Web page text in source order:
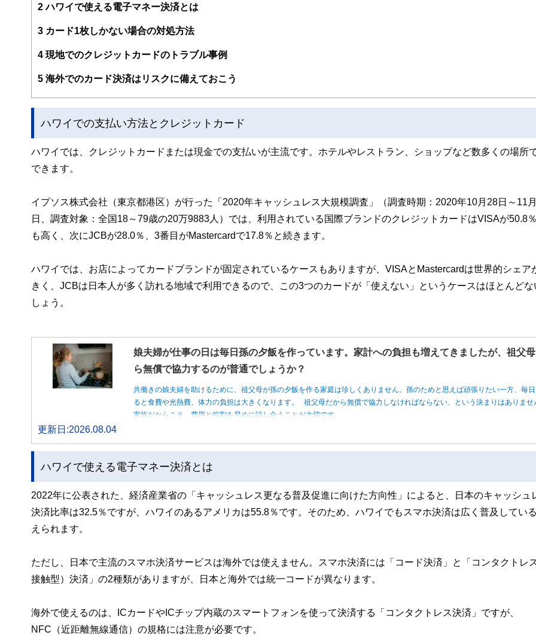
ー、公認会計士、社会保険労務士、行政書士、投資アナリスト、キャリアコンサルタントなど150名以上の有資格者を執筆者・監修者として迎
と、読み応えのあるコンテンツと確かな情報発信を実現しています。
私たちは、快適でより良い生活のアイデアを提供するお金のコンシェルジュを目指します。
2 ハワイで使える電子マネー決済とは
3 カード1枚しかない場合の対処方法
4 現地でのクレジットカードのトラブル事例
5 海外でのカード決済はリスクに備えておこう
ハワイでの支払い方法とクレジットカード
ハワイでは、クレジットカードまたは現金での支払いが主流です。ホテルやレストラン、ショップなど数多くの場所
できます。
イプソス株式会社（東京都港区）が行った「2020年キャッシュレス大規模調査」（調査時期：2020年10月28日～11
日、調査対象：全国18～79歳の20万9883人）では、利用されている国際ブランドのクレジットカードはVISAが50.8
も高く、次にJCBが28.0％、3番目がMastercardで17.8％と続きます。
ハワイでは、お店によってカードブランドが固定されているケースもありますが、VISAとMastercardは世界的シェア
きく、JCBは日本人が多く訪れる地域で利用できるので、この3つのカードが「使えない」というケースはほとんどな
しょう。
娘夫婦が仕事の日は毎日孫の夕飯を作っています。家計への負担も増えてきましたが、祖父
ら無償で協力するのが普通でしょうか？
共働きの娘夫婦を助けるために、祖父母が孫の夕飯を作る家庭は珍しくありません。孫のためと思えば頑張りたい一方、毎日
ると食費や光熱費、体力の負担は大きくなります。 祖父母だから無償で協力しなければならない、という決まりはありませ
家族だからこそ、費用と役割を早めに話し合うことが大切です。
更新日:2026.08.04
ハワイで使える電子マネー決済とは
2022年に公表された、経済産業省の「キャッシュレス更なる普及促進に向けた方向性」によると、日本のキャッシュ
決済比率は32.5％ですが、ハワイのあるアメリカは55.8％です。そのため、ハワイでもスマホ決済は広く普及してい
えられます。
ただし、日本で主流のスマホ決済サービスは海外では使えません。スマホ決済には「コード決済」と「コンタクトレ
接触型）決済」の2種類がありますが、日本と海外では統一コードが異なります。
海外で使えるのは、ICカードやICチップ内蔵のスマートフォンを使って決済する「コンタクトレス決済」ですが、
NFC（近距離無線通信）の規格には注意が必要です。